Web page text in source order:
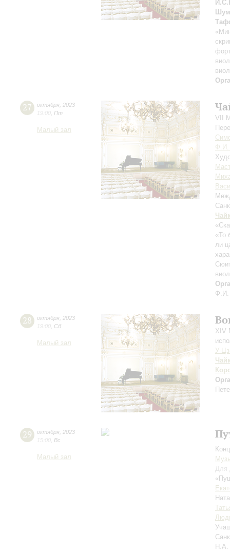
27 октября 2023
19:00 Пт
Малый зал
VII
Ф.И.
«То
ли
Ф.И.
28 октября 2023
19:00 Сб
Малый зал
XIV
У
29 октября 2023
15:00 Вс
Малый зал
Для
Н.А.